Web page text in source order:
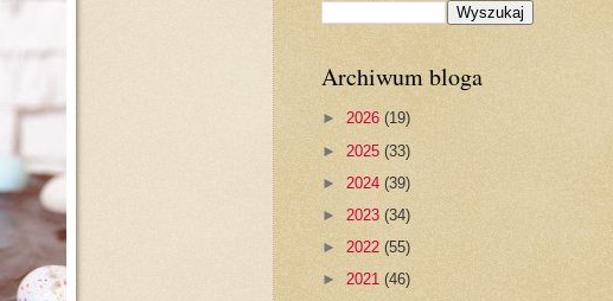
Archiwum bloga
► 2026 (19)
► 2025 (33)
► 2024 (39)
► 2023 (34)
► 2022 (55)
► 2021 (46)